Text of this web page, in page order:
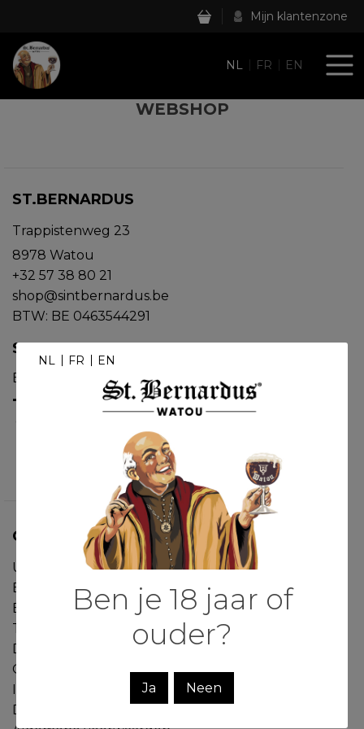
Mijn klantenzone
NL FR EN
WEBSHOP
ST.BERNARDUS
Trappistenweg 23
8978 Watou
+32 57 38 80 21
shop@sintbernardus.be
BTW: BE 0463544291
SERVICE
Bel onze klantenservice
+32 57 38 80 21
of neem contact op viamail
OVER ONS
Update
Bezoek
Bereikbaarheid
Toegankelijkheid
Duurzaamheid
Openingsuren
Inschrijven nieuwsbrief
Downloads
NL FR EN
Ben je 18 jaar of
ouder?
Ja Neen